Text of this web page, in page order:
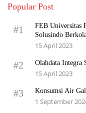
Popular Post
#1
FEB Universitas
Solusindo
15 April 2023
#2 Olahdata Integra
15 April 2023
#3 Konsumsi Air
1 September